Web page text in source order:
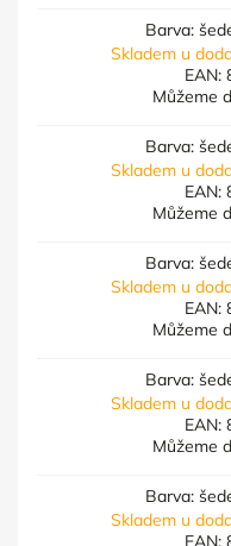
Barva:
Skladem u
EAN:
Můžeme
Barva:
Skladem u
EAN:
Můžeme
Barva:
Skladem u
EAN:
Můžeme
Barva:
Skladem u
EAN:
Můžeme
Barva:
Skladem u
EAN: